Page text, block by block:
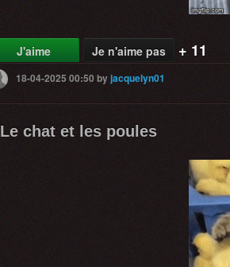
J'aime Je n'aime pas + 11
18-04-2025 00:50 byjacquelyn01
Le chat et les poules